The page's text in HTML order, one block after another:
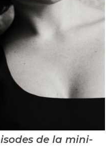
de la mini-